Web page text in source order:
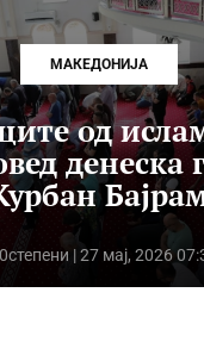
МАКЕДОНИЈА
од
денеска
| 27 мај, 2026